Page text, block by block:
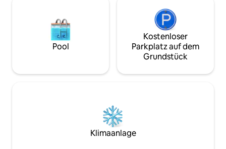
Pool
Kostenloser
Parkplatz auf dem
Grundstück
Klimaanlage